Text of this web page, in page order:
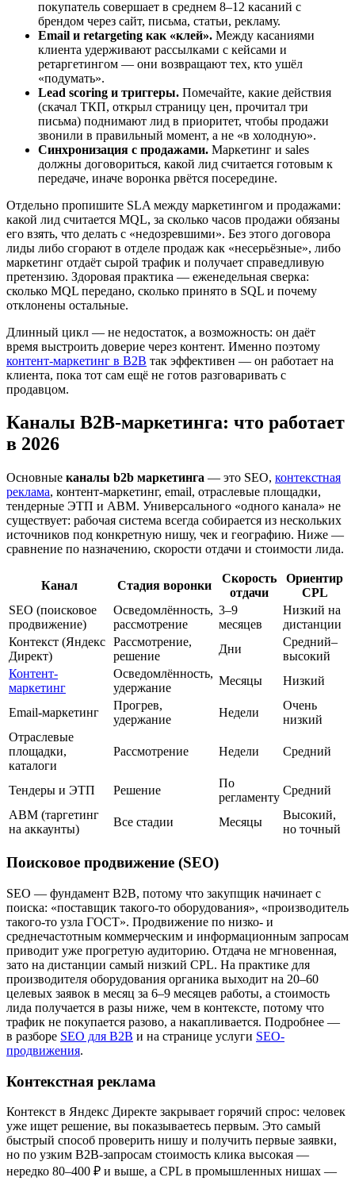
покупатель совершает в среднем 8–12 касаний с
брендом через сайт, письма, статьи, рекламу.
Email и retargeting как «клей». Между касаниями
клиента удерживают рассылками с кейсами и
ретаргетингом — они возвращают тех, кто ушёл
«подумать».
Lead scoring и триггеры. Помечайте, какие действия
(скачал ТКП, открыл страницу цен, прочитал три
письма) поднимают лид в приоритет, чтобы продажи
звонили в правильный момент, а не «в холодную».
Синхронизация с продажами. Маркетинг и sales
должны договориться, какой лид считается готовым к
передаче, иначе воронка рвётся посередине.
Отдельно пропишите SLA между маркетингом и продажами:
какой лид считается MQL, за сколько часов продажи обязаны
его взять, что делать с «недозревшими». Без этого договора
лиды либо сгорают в отделе продаж как «несерьёзные», либо
маркетинг отдаёт сырой трафик и получает справедливую
претензию. Здоровая практика — еженедельная сверка:
сколько MQL передано, сколько принято в SQL и почему
отклонены остальные.
Длинный цикл — не недостаток, а возможность: он даёт
время выстроить доверие через контент. Именно поэтому
контент-маркетинг в B2B так эффективен — он работает на
клиента, пока тот сам ещё не готов разговаривать с
продавцом.
Каналы B2B-маркетинга: что работает
в 2026
Основные каналы b2b маркетинга — это SEO, контекстная
реклама, контент-маркетинг, email, отраслевые площадки,
тендерные ЭТП и ABM. Универсального «одного канала» не
существует: рабочая система всегда собирается из нескольких
источников под конкретную нишу, чек и географию. Ниже —
сравнение по назначению, скорости отдачи и стоимости лида.
Канал Стадия воронки
Скорость
отдачи
Ориентир
CPL
SEO (поисковое
продвижение)
Осведомлённость,
рассмотрение
3–9
месяцев
Низкий на
дистанции
Контекст (Яндекс
Директ)
Рассмотрение,
решение
Дни
Средний–
высокий
Контент-
маркетинг
Осведомлённость,
удержание
Месяцы Низкий
Email-маркетинг
Прогрев,
удержание
Недели
Очень
низкий
Отраслевые
площадки,
каталоги
Рассмотрение Недели Средний
Тендеры и ЭТП Решение
По
регламенту
Средний
ABM (таргетинг
на аккаунты)
Все стадии Месяцы
Высокий,
но точный
Поисковое продвижение (SEO)
SEO — фундамент B2B, потому что закупщик начинает с
поиска: «поставщик такого-то оборудования», «производитель
такого-то узла ГОСТ». Продвижение по низко- и
среднечастотным коммерческим и информационным запросам
приводит уже прогретую аудиторию. Отдача не мгновенная,
зато на дистанции самый низкий CPL. На практике для
производителя оборудования органика выходит на 20–60
целевых заявок в месяц за 6–9 месяцев работы, а стоимость
лида получается в разы ниже, чем в контексте, потому что
трафик не покупается разово, а накапливается. Подробнее —
в разборе SEO для B2B и на странице услуги SEO-
продвижения.
Контекстная реклама
Контекст в Яндекс Директе закрывает горячий спрос: человек
уже ищет решение, вы показываетесь первым. Это самый
быстрый способ проверить нишу и получить первые заявки,
но по узким B2B-запросам стоимость клика высокая —
нередко 80–400 ₽ и выше, а CPL в промышленных нишах —